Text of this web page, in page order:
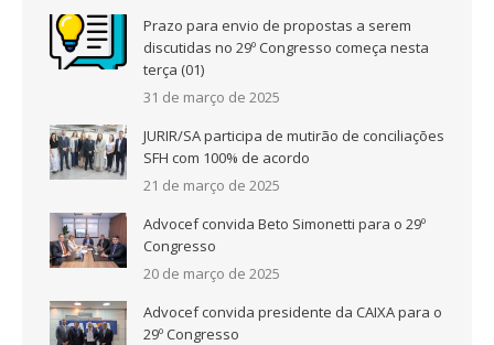
Prazo para envio de propostas a serem
discutidas no 29º Congresso começa nesta
terça (01)
31 de março de 2025
JURIR/SA participa de mutirão de conciliações
SFH com 100% de acordo
21 de março de 2025
Advocef convida Beto Simonetti para o 29º
Congresso
20 de março de 2025
Advocef convida presidente da CAIXA para o
29º Congresso